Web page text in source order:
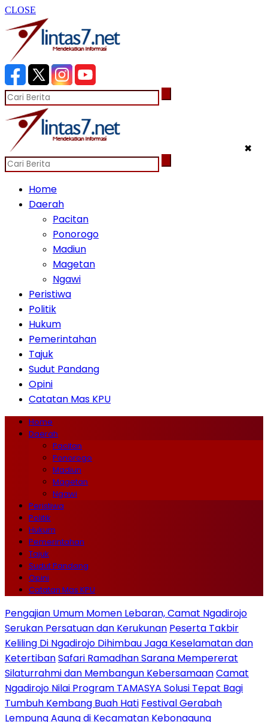
CLOSE
✖
Home
Daerah
Pacitan
Ponorogo
Madiun
Magetan
Ngawi
Peristiwa
Politik
Hukum
Pemerintahan
Tajuk
Sudut Pandang
Opini
Catatan Mas KPU
Home
Daerah
Pacitan
Ponorogo
Madiun
Magetan
Ngawi
Peristiwa
Politik
Hukum
Pemerintahan
Tajuk
Sudut Pandang
Opini
Catatan Mas KPU
Pengajian Umum Momen Lebaran, Camat Ngadirojo
Serukan Persatuan dan Kerukunan Peserta Takbir
Keliling Di Ngadirojo Dihimbau Jaga Keselamatan dan
KetertibanSafari Ramadhan Sarana Mempererat
Silaturrahmi dan Membangun KebersamaanCamat
Ngadirojo Nilai Program TAMASYA Solusi Tepat Bagi
Tumbuh Kembang Buah Hati Festival Gerabah
Lempung Agung di Kecamatan Kebonagung